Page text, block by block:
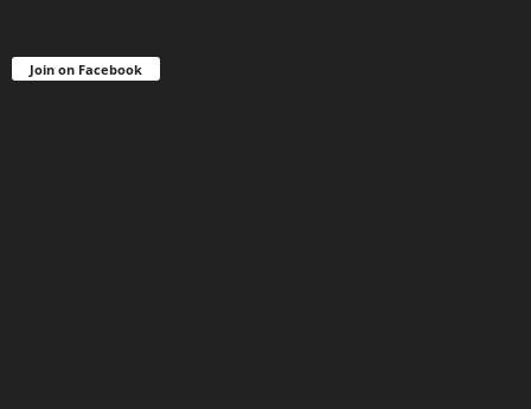
Join on Facebook